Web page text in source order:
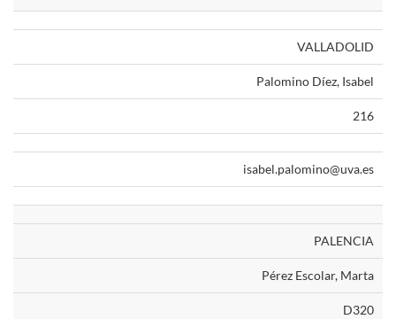
VALLADOLID
Palomino Díez, Isabel
216
isabel.palomino@uva.es
PALENCIA
Pérez Escolar, Marta
D320